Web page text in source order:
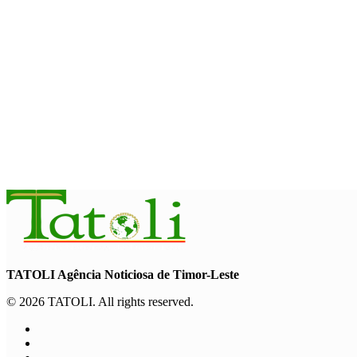
TATOLI Agência Noticiosa de Timor-Leste
© 2026 TATOLI. All rights reserved.